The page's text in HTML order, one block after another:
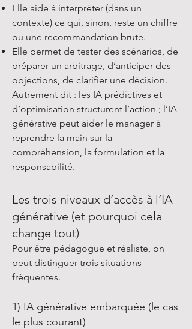
Elle aide à interpréter (dans un
contexte) ce qui, sinon, reste un chiffre
ou une recommandation brute.
Elle permet de tester des scénarios, de
préparer un arbitrage, d’anticiper des
objections, de clarifier une décision.
Autrement dit : les IA prédictives et
d’optimisation structurent l’action ; l’IA
générative peut aider le manager à
reprendre la main sur la
compréhension, la formulation et la
responsabilité.
Les trois niveaux d’accès à l’IA
générative (et pourquoi cela
change tout)
Pour être pédagogue et réaliste, on
peut distinguer trois situations
fréquentes.
1) IA générative embarquée (le cas
le plus courant)